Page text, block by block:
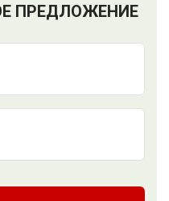
ПРЕДЛОЖЕНИЕ